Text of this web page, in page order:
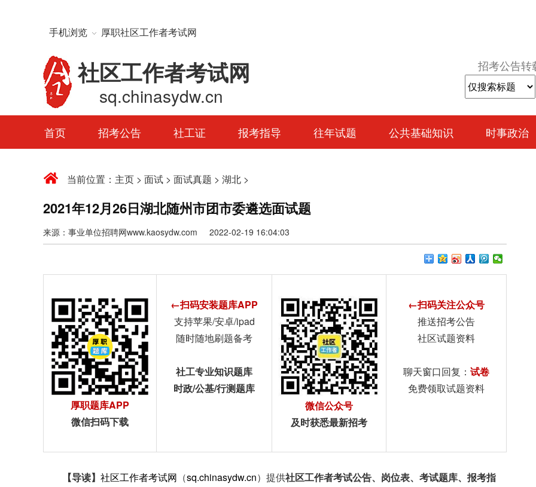
手机浏览 厚职社区工作者考试网
社区工作者考试网
sq.chinasydw.cn
招考公告转
首页 招考公告 社工证 报考指导 往年试题 公共基础知识 时事政治
当前位置： 主页 > 面试 > 面试真题 > 湖北 >
2021年12月26日湖北随州市团市委遴选面试题
来源：事业单位招聘网www.kaosydw.com 2022-02-19 16:04:03
厚职题库APP
微信扫码下载
←扫码安装题库APP
支持苹果/安卓/ipad
随时随地刷题备考
社工专业知识题库
时政/公基/行测题库
微信公众号
及时获悉最新招考
←扫码关注公众号
推送招考公告
社区试题资料
聊天窗口回复： 试卷
免费领取试题资料
【导读】 社区工作者考试网 （sq.chinasydw.cn）提供社区工作者考试公告、岗位表、考试题库、报考指